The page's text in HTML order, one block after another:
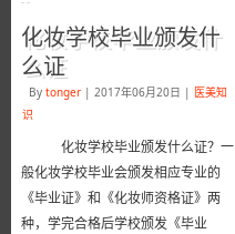
化妆学校毕业颁发什
么证
By tonger | 2017年06月20日 | 医美知
识
化妆学校毕业颁发什么证？一
般化妆学校毕业会颁发相应专业的
《毕业证》和《化妆师资格证》两
种，学完合格后学校颁发《毕业